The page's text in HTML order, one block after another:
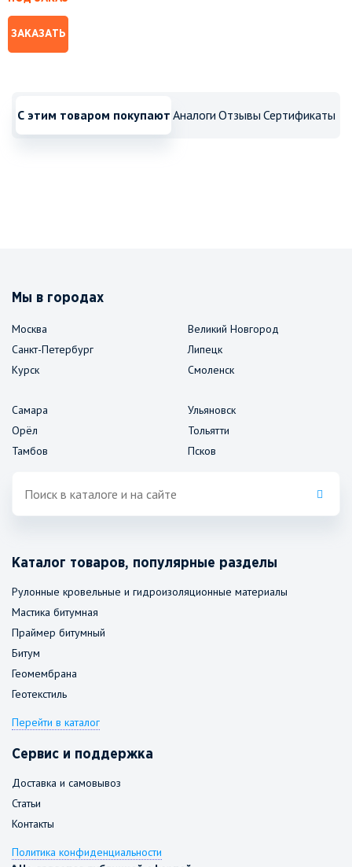
ЗАКАЗАТЬ
С этим товаром покупают Аналоги Отзывы Сертификаты
Мы в городах
Москва
Санкт-Петербург
Курск
Великий Новгород
Липецк
Смоленск
Самара
Орёл
Тамбов
Ульяновск
Тольятти
Псков
Каталог товаров, популярные разделы
Рулонные кровельные и гидроизоляционные материалы
Мастика битумная
Праймер битумный
Битум
Геомембрана
Геотекстиль
Перейти в каталог
Сервис и поддержка
Доставка и самовывоз
Статьи
Контакты
Политика конфиденциальности